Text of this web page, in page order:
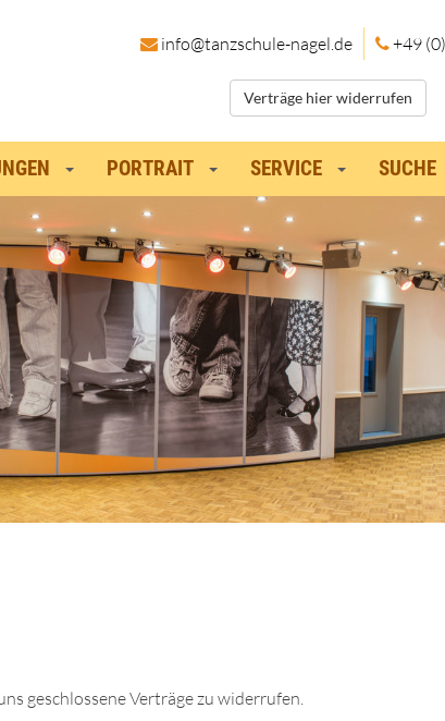
info@tanzschule-nagel.de +49
Verträge hier widerrufen
PORTRAIT SERVICE SUCHE
geschlossene Verträge zu widerrufen.